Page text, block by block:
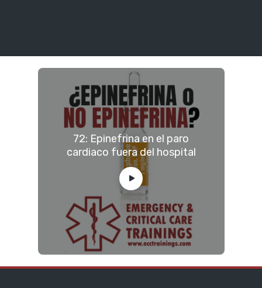
72: Epinefrina en el paro
cardiaco fuera del hospital